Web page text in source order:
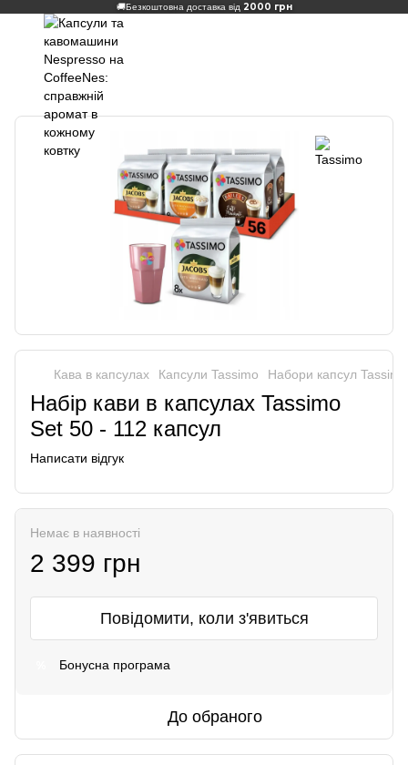
🚚Безкоштовна доставка від 2000 грн
Кава в капсулах Капсули Tassimo Набори капсул Tassimo
Набір кави в капсулах Tassimo
Set 50 - 112 капсул
Написати відгук
Немає в наявності
2 399 грн
Повідомити, коли з'явиться
Бонусна програма
До обраного